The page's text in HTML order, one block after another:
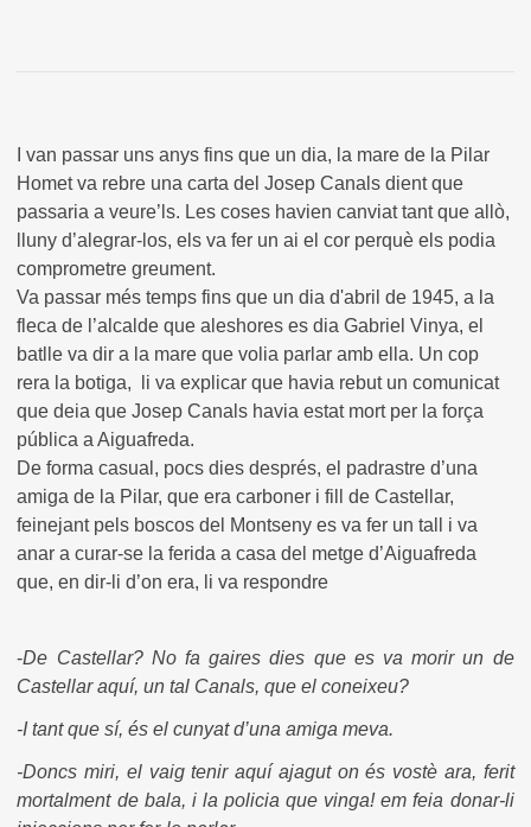
I van passar uns anys fins que un dia, la mare de la Pilar
Homet va rebre una carta del Josep Canals dient que
passaria a veure’ls. Les coses havien canviat tant que allò,
lluny d’alegrar-los, els va fer un ai el cor perquè els podia
comprometre greument.
Va passar més temps fins que un dia d'abril de 1945, a la
fleca de l’alcalde que aleshores es dia Gabriel Vinya, el
batlle va dir a la mare que volia parlar amb ella. Un cop
rera la botiga, li va explicar que havia rebut un comunicat
que deia que Josep Canals havia estat mort per la força
pública a Aiguafreda.
De forma casual, pocs dies després, el padrastre d’una
amiga de la Pilar, que era carboner i fill de Castellar,
feinejant pels boscos del Montseny es va fer un tall i va
anar a curar-se la ferida a casa del metge d’Aiguafreda
que, en dir-li d’on era, li va respondre
-De Castellar? No fa gaires dies que es va morir un de
Castellar aquí, un tal Canals, que el coneixeu?
-I tant que sí, és el cunyat d’una amiga meva.
-Doncs miri, el vaig tenir aquí ajagut on és vostè ara, ferit
mortalment de bala, i la policia que vinga! em feia donar-li